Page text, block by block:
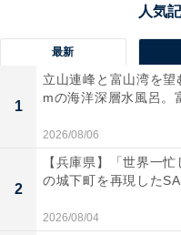
最新
1
立山連峰と富山湾を
mの海洋深層水風呂。
2026/08/06
2
【兵庫県】「世界一
の城下町を再現した
2026/08/04